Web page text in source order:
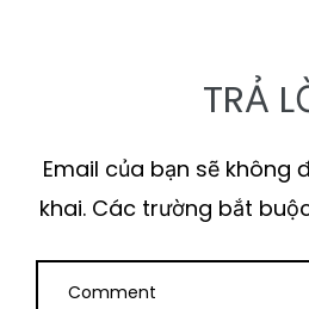
TRẢ
Email của bạn sẽ không
khai. Các trường bắt